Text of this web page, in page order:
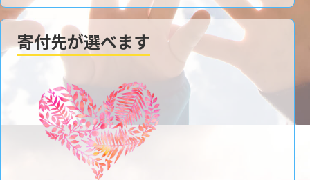
寄付先が選べます